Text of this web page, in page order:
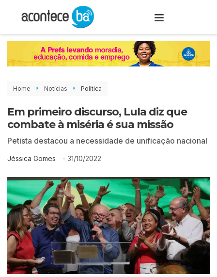
Home Notícias Política
Em primeiro discurso, Lula diz que
combate à miséria é sua missão
Petista destacou a necessidade de unificação nacional
Jéssica Gomes - 31/10/2022